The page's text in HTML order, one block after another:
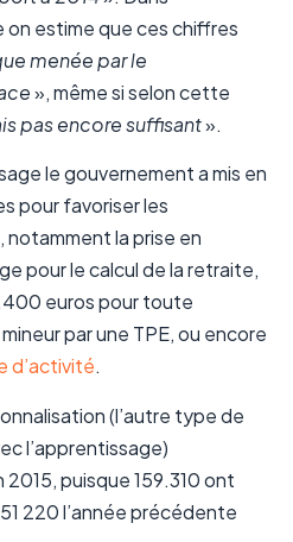
on estime que ces chiffres
menée par le
», même si selon cette
pas encore suffisant».
le gouvernement a mis en
pour favoriser les
la prise en
pour le calcul de la retraite,
euros pour toute
par une TPE, ou encore
d’activité.
(l’autre type de
l’apprentissage)
puisque 159.310 ont
220 l’année précédente